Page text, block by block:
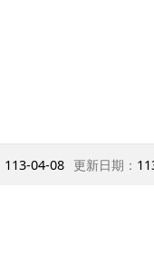
113-04-08 更新日期：